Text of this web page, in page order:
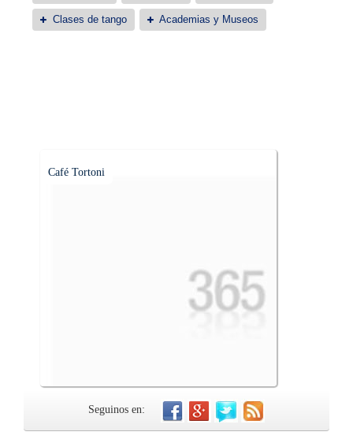
Clases de tango Academias y Museos
Café Tortoni
Seguinos en: